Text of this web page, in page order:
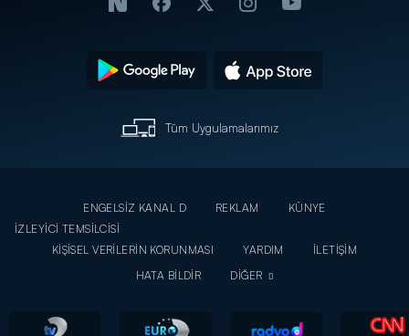
Tüm Uygulamalarımız
ENGELSİZ KANAL D REKLAM
KÜNYE
İZLEYİCİ TEMSİLCİSİ
KİŞİSEL VERİLERİN KORUNMASI
YARDIM
İLETİŞİM
HATA BİLDİR
DİĞER